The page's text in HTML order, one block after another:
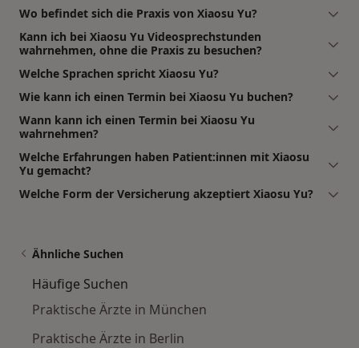
Wo befindet sich die Praxis von Xiaosu Yu?
Kann ich bei Xiaosu Yu Videosprechstunden
wahrnehmen, ohne die Praxis zu besuchen?
Welche Sprachen spricht Xiaosu Yu?
Wie kann ich einen Termin bei Xiaosu Yu buchen?
Wann kann ich einen Termin bei Xiaosu Yu
wahrnehmen?
Welche Erfahrungen haben Patient:innen mit Xiaosu
Yu gemacht?
Welche Form der Versicherung akzeptiert Xiaosu Yu?
Ähnliche Suchen
Häufige Suchen
Praktische Ärzte in München
Praktische Ärzte in Berlin